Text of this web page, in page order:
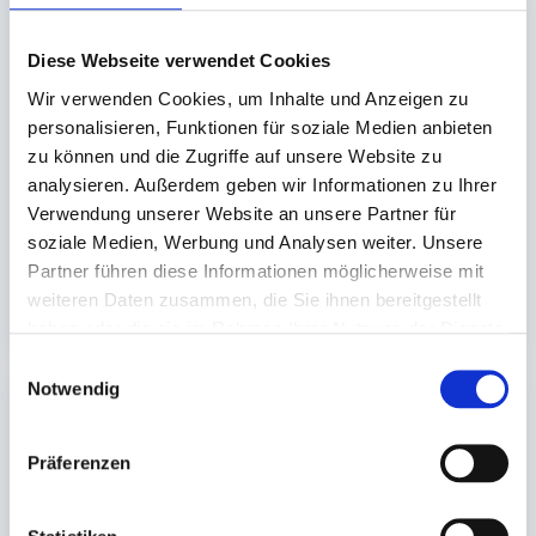
Diese Webseite verwendet Cookies
Wir verwenden Cookies, um Inhalte und Anzeigen zu
personalisieren, Funktionen für soziale Medien anbieten
zu können und die Zugriffe auf unsere Website zu
analysieren. Außerdem geben wir Informationen zu Ihrer
Verwendung unserer Website an unsere Partner für
soziale Medien, Werbung und Analysen weiter. Unsere
Partner führen diese Informationen möglicherweise mit
weiteren Daten zusammen, die Sie ihnen bereitgestellt
Notwendig
Präferenzen
Menüaluschale eckig
227x177x39mm (3-fach)
tief (ca.480+280+200ml)
#960
lieferbar.
100 St.
17,48 € In den Warenkorb
Menüaluschale eckig
227x177x30mm (3-fach)
(ca. 380+220+148ml)
#760
lieferbar.
100 St.
14,44 € In den